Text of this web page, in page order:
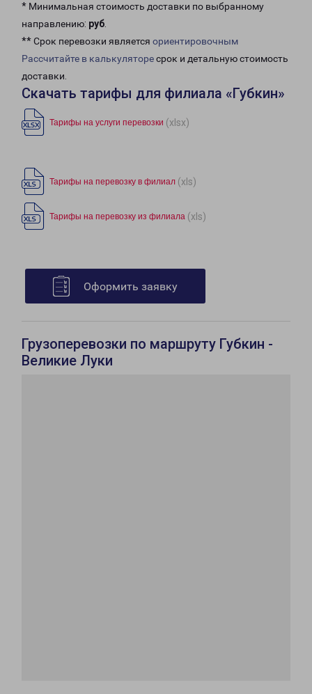
* Минимальная стоимость доставки по выбранному
направлению: руб.
** Срок перевозки является ориентировочным
Рассчитайте в калькуляторесрок и детальную стоимость
доставки.
Скачать тарифы для филиала «Губкин»
Тарифы на услуги перевозки (xlsx)
Тарифы на перевозку в филиал (xls)
Тарифы на перевозку из филиала (xls)
Оформить заявку
Грузоперевозки по маршруту Губкин -
Великие Луки